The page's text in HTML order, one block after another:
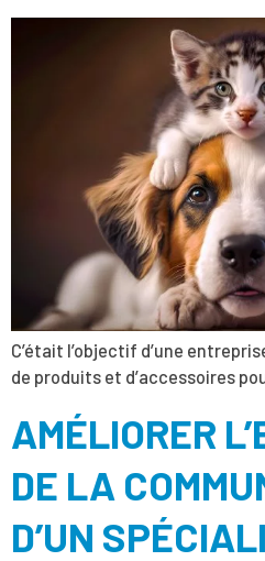
C’était l’objectif d’une
de produits et d’accessoires
AMÉLIORER
DE LA
D’UN